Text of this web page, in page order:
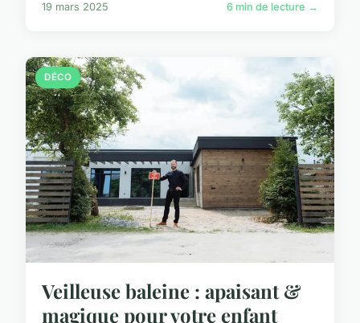
19 mars 2025 6 min de lecture →
DÉCO
Veilleuse baleine : apaisant &
magique pour votre enfant